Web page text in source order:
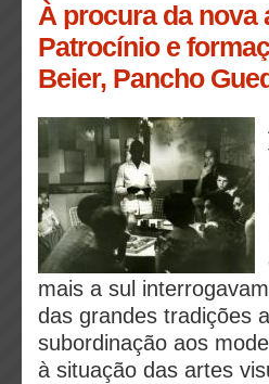
À procura da nova
Patrocínio e
Beier, Pancho
mais a sul
das grandes tradições
subordinação aos
à situação das artes